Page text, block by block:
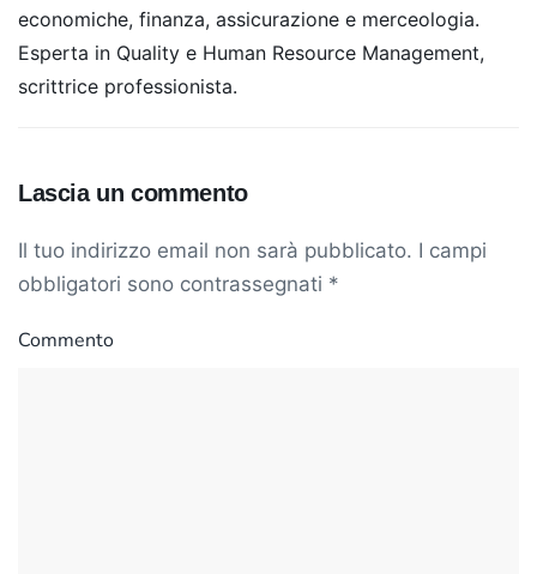
economiche, finanza, assicurazione e merceologia.
Esperta in Quality e Human Resource Management,
scrittrice professionista.
Lascia un commento
Il tuo indirizzo email non sarà pubblicato. I campi
obbligatori sono contrassegnati *
Commento